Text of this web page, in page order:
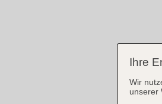
Ihre
Wir
unserer